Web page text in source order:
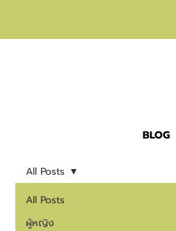
BLOG
All Posts
ผู้หญิง
All Posts